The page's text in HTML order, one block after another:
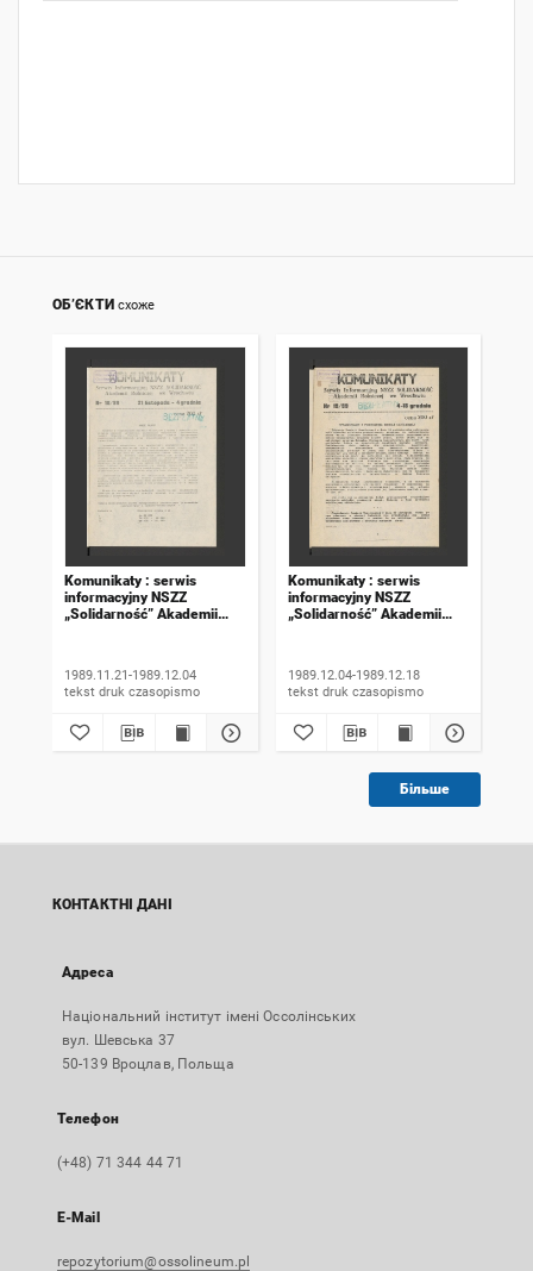
ОБ’ЄКТИ схоже
Komunikaty : serwis
informacyjny NSZZ
„Solidarność” Akademii
1989.11.21-1989.12.04
tekst druk czasopismo
Komunikaty : serwis
informacyjny NSZZ
„Solidarność” Akademii
1989.12.04-1989.12.18
tekst druk czasopismo
Більше
КОНТАКТНІ ДАНІ
Адреса
Національний інститут імені Оссолінських
вул. Шевська 37
50-139 Вроцлав, Польща
Телефон
(+48) 71 344 44 71
E-Mail
repozytorium@ossolineum.pl